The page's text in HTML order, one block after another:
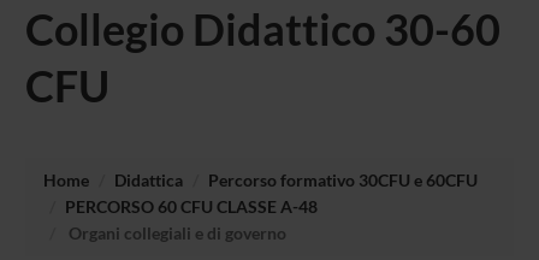
Collegio Didattico 30-60
CFU
Home Didattica
Percorso formativo 30CFU e 60CFU
PERCORSO 60 CFU CLASSE A-48
Organi collegiali e di governo